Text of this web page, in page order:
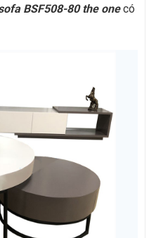
BSF508-80the onecó